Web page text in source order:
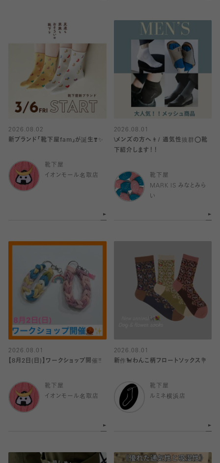
2026.08.02
新ブランド「靴下屋fam」が誕生❣️✨
靴下屋
イオンモール名取店
2026.08.01
\メンズの方へ👨/ 通気性抜群⭕️靴
下紹介します！！
靴下屋
MARK IS みなとみら
い
2026.08.01
【8月2日(日)】ワークショップ開催‼️
靴下屋
イオンモール名取店
2026.08.01
新作🐩わんこ柄フロートソックス💐
靴下屋
ルミネ横浜店